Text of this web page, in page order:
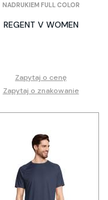
NADRUKIEM FULL COLOR
REGENT V WOMEN
Zapytaj o cenę
Zapytaj o znakowanie